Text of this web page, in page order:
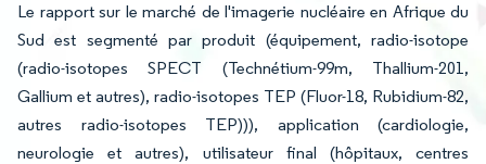
Le rapport sur le marché de l'imagerie nucléaire en Afrique du
Sud est segmenté par produit (équipement, radio-isotope
(radio-isotopes SPECT (Technétium-99m, Thallium-201,
Gallium et autres), radio-isotopes TEP (Fluor-18, Rubidium-82,
autres radio-isotopes TEP))), application (cardiologie,
neurologie et autres), utilisateur final (hôpitaux, centres